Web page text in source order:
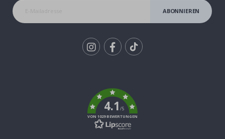
ABONNIEREN
4.1/5
VON 1029 BEWERTUNGEN